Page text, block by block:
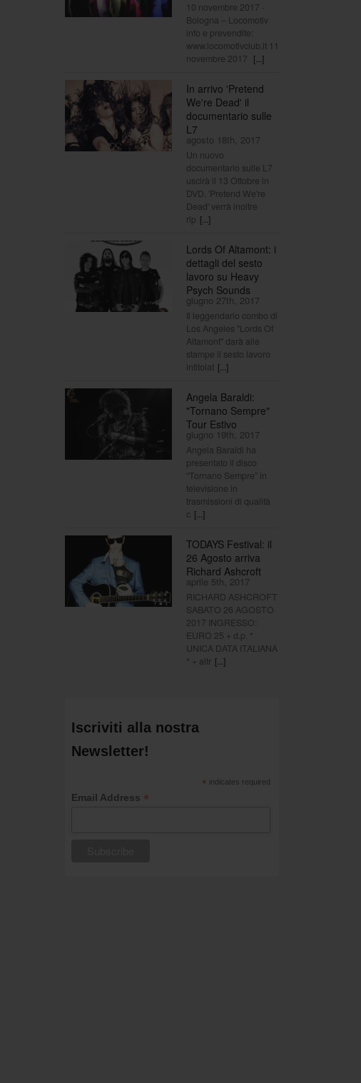
10 novembre 2017 -
Bologna – Locomotiv
info e prevendite:
www.locomotivclub.it 11
novembre 2017 [...]
In arrivo 'Pretend
We're Dead' il
documentario sulle
L7
agosto 18th, 2017
Un nuovo
documentario sulle L7
uscirà il 13 Ottobre in
DVD. 'Pretend We're
Dead' verrà inoltre
rip [...]
Lords Of Altamont: i
dettagli del sesto
lavoro su Heavy
Psych Sounds
giugno 27th, 2017
Il leggendario combo di
Los Angeles "Lords Of
Altamont" darà alle
stampe il sesto lavoro
intitolat [...]
Angela Baraldi:
"Tornano Sempre"
Tour Estivo
giugno 19th, 2017
Angela Baraldi ha
presentato il disco
“Tornano Sempre” in
televisione in
trasmissioni di qualità
c [...]
TODAYS Festival: il
26 Agosto arriva
Richard Ashcroft
aprile 5th, 2017
RICHARD ASHCROFT
SABATO 26 AGOSTO
2017 INGRESSO:
EURO 25 + d.p. *
UNICA DATA ITALIANA
* + altr [...]
Iscriviti alla nostra
Newsletter!
* indicates required
Email Address *